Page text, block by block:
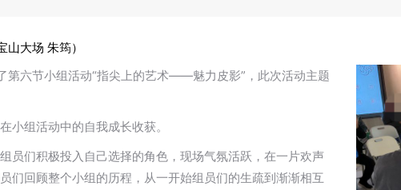
山大场 朱筠）
第六节小组活动“指尖上的艺术——魅力皮影”，此次活动主题
小组活动中的自我成长收获。
员们积极投入自己选择的角色，现场气氛活跃，在一片欢声
们回顾整个小组的历程，从一开始组员们的生疏到渐渐相互